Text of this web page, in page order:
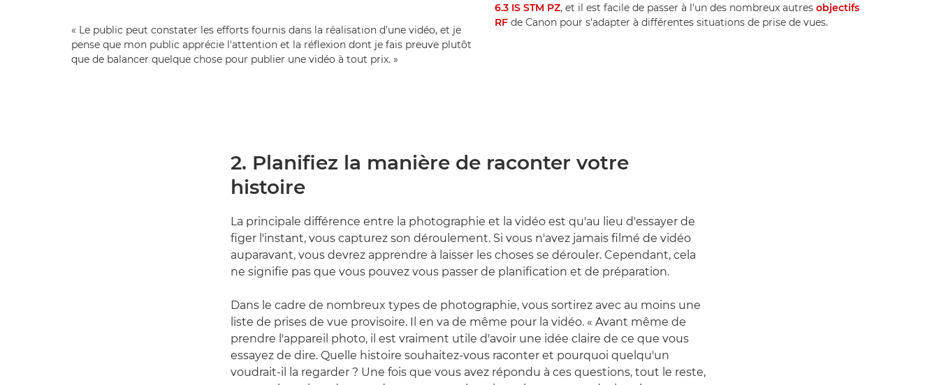
« Le public peut constater les efforts fournis dans la réalisation d'une vidéo, et je
pense que mon public apprécie l'attention et la réflexion dont je fais preuve plutôt
que de balancer quelque chose pour publier une vidéo à tout prix. »
6.3 IS STM PZ, et il est facile de passer à l'un des nombreux autresobjectifs
RF de Canon pour s'adapter à différentes situations de prise de vues.
2. Planifiez la manière de raconter votre
histoire
La principale différence entre la photographie et la vidéo est qu'au lieu d'essayer de
figer l'instant, vous capturez son déroulement. Si vous n'avez jamais filmé de vidéo
auparavant, vous devrez apprendre à laisser les choses se dérouler. Cependant, cela
ne signifie pas que vous pouvez vous passer de planification et de préparation.
Dans le cadre de nombreux types de photographie, vous sortirez avec au moins une
liste de prises de vue provisoire. Il en va de même pour la vidéo. « Avant même de
prendre l'appareil photo, il est vraiment utile d'avoir une idée claire de ce que vous
essayez de dire. Quelle histoire souhaitez-vous raconter et pourquoi quelqu'un
voudrait-il la regarder ? Une fois que vous avez répondu à ces questions, tout le reste,